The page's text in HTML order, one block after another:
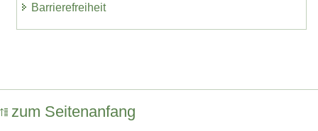
Barrierefreiheit
zum Seitenanfang